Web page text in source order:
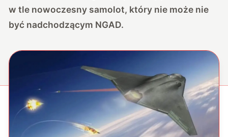
w tle nowoczesny samolot, który nie może nie
być nadchodzącym NGAD.